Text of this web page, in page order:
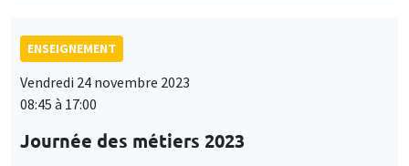
ENSEIGNEMENT
Vendredi 24 novembre 2023
08:45 à 17:00
Journée des métiers 2023